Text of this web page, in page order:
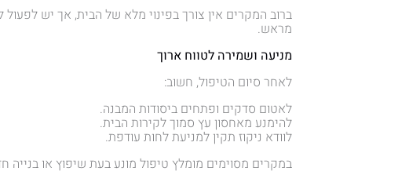
ברוב המקרים אין צורך בפינוי מלא של הבית, אך יש לפעול
מראש.
מניעה ושמירה לטווח ארוך
לאחר סיום הטיפול, חשוב:
לאטום סדקים ופתחים ביסודות המבנה.
להימנע מאחסון עץ סמוך לקירות הבית.
לוודא ניקוז תקין למניעת לחות עודפת.
במקרים מסוימים מומלץ טיפול מונע בעת שיפוץ או בנייה